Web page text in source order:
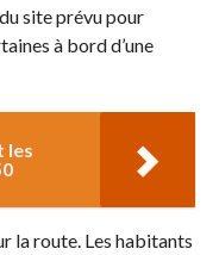
site prévu pour
à bord d’une
les
la route. Les habitants